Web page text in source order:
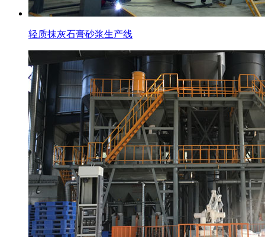
轻质抹灰石膏砂浆生产线